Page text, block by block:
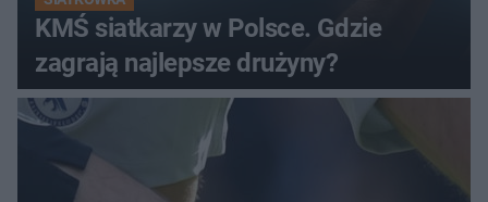
KMŚ siatkarzy w Polsce. Gdzie
zagrają najlepsze drużyny?